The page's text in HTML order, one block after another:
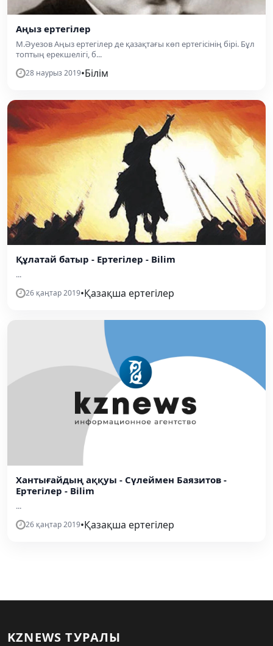
Аңыз ертегілер
М.Әуезов Аңыз ертегілер де қазақтағы көп ертегісінің бірі. Бұл
топтың ерекшелігі, б...
28 наурыз 2019•Білім
Құлатай батыр - Ертегілер - Bilim
...
26 қаңтар 2019•Қазақша ертегілер
Хантығайдың аққуы - Сүлеймен Баязитов -
Ертегілер - Bilim
...
26 қаңтар 2019•Қазақша ертегілер
KZNEWS ТУРАЛЫ